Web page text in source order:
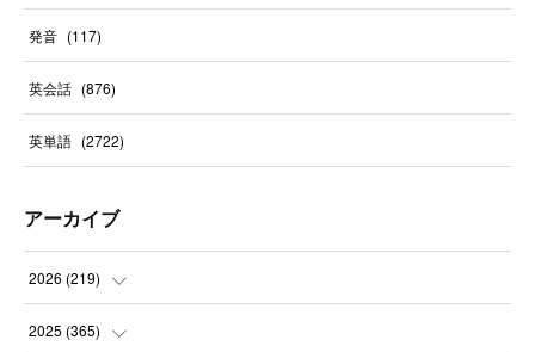
発音 (117)
英会話 (876)
英単語 (2722)
アーカイブ
2026 (219)
(8)
2025 (365)